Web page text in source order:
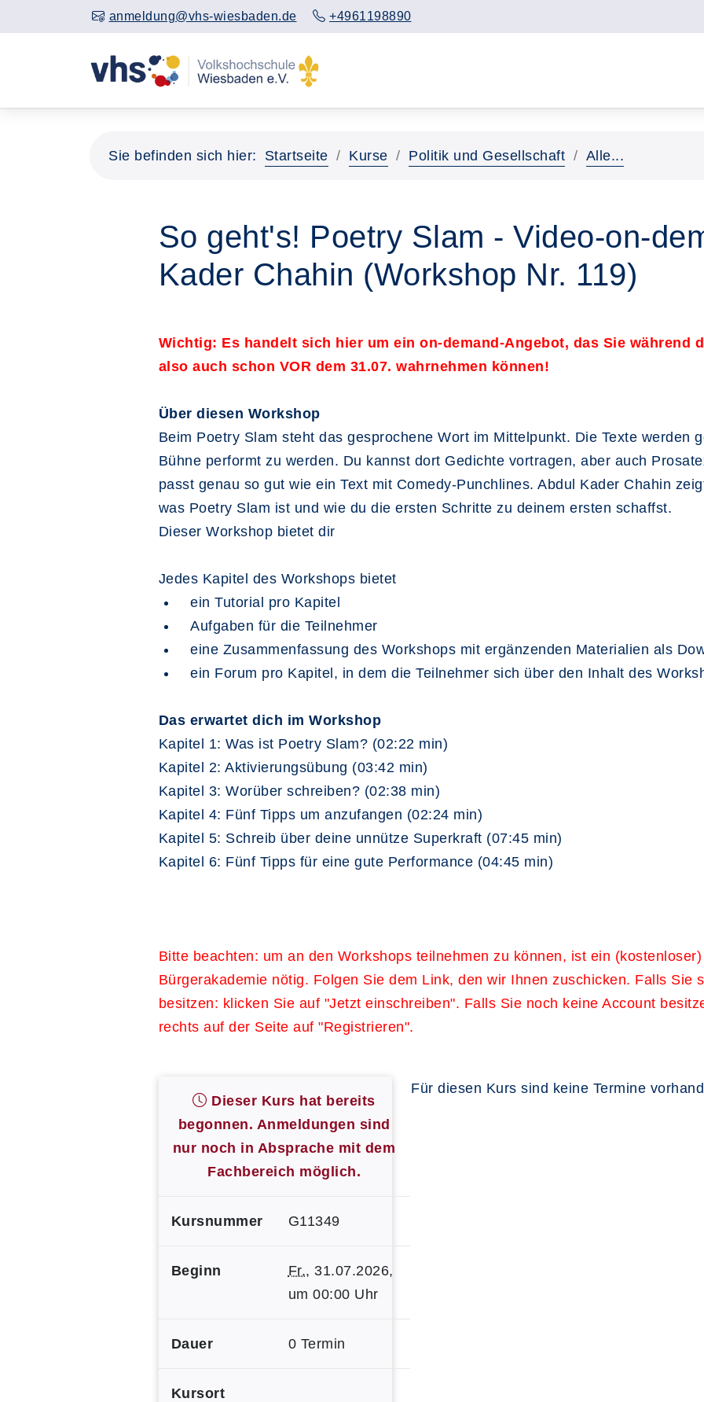
anmeldung@vhs-wiesbaden.de +4961198890
Sie befinden sich hier: Startseite Kurse Politik und Gesellschaft Alle...
So geht's! Poetry Slam - Video-on-
Kader Chahin (Workshop Nr. 119)
Wichtig: Es handelt sich hier um ein on-demand-Angebot, das Sie während
also auch schon VOR dem 31.07. wahrnehmen können!
Über diesen Workshop
Beim Poetry Slam steht das gesprochene Wort im Mittelpunkt. Die Texte werden
Bühne performt zu werden. Du kannst dort Gedichte vortragen, aber auch
passt genau so gut wie ein Text mit Comedy-Punchlines. Abdul Kader Chahin
was Poetry Slam ist und wie du die ersten Schritte zu deinem ersten schaffst.
Dieser Workshop bietet dir
Jedes Kapitel des Workshops bietet
ein Tutorial pro Kapitel
Aufgaben für die Teilnehmer
eine Zusammenfassung des Workshops mit ergänzenden Materialien als
ein Forum pro Kapitel, in dem die Teilnehmer sich über den Inhalt des
Das erwartet dich im Workshop
Kapitel 1: Was ist Poetry Slam? (02:22 min)
Kapitel 2: Aktivierungsübung (03:42 min)
Kapitel 3: Worüber schreiben? (02:38 min)
Kapitel 4: Fünf Tipps um anzufangen (02:24 min)
Kapitel 5: Schreib über deine unnütze Superkraft (07:45 min)
Kapitel 6: Fünf Tipps für eine gute Performance (04:45 min)
Bitte beachten: um an den Workshops teilnehmen zu können, ist ein
Bürgerakademie nötig. Folgen Sie dem Link, den wir Ihnen zuschicken. Falls Sie
besitzen: klicken Sie auf "Jetzt einschreiben". Falls Sie noch keine Account
rechts auf der Seite auf "Registrieren".
Dieser Kurs hat bereits
begonnen. Anmeldungen sind
nur noch in Absprache mit dem
Fachbereich möglich.
Kursnummer G11349
Beginn Fr., 31.07.2026,
um 00:00 Uhr
Dauer 0 Termin
Kursort
Für diesen Kurs sind keine Termine